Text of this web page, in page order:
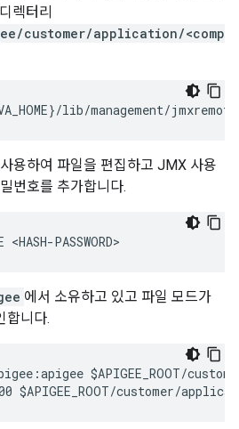
렉터리
customer/application/<comp
lib/management/
용하여 파일을 편집하고 JMX 사용
번호를 추가합니다.
<HASH-PASSWORD>
에서 소유하고 있고 파일 모드가
합니다.
$APIGEE_ROOT/
$APIGEE_ROOT/customer/